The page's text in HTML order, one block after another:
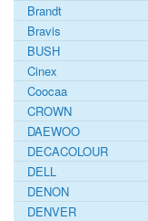
Brandt
Bravis
BUSH
Cinex
Coocaa
CROWN
DAEWOO
DECACOLOUR
DELL
DENON
DENVER